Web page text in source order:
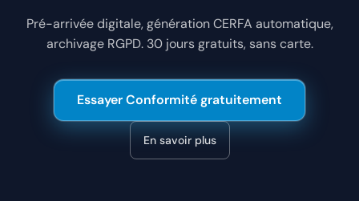
Pré-arrivée digitale, génération CERFA automatique,
archivage RGPD. 30 jours gratuits, sans carte.
Essayer Conformité gratuitement
En savoir plus